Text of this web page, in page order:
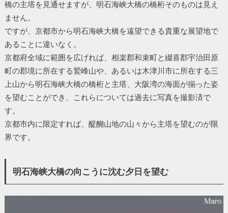
橋の主塔を見通せますが、明石海峡大橋の橋桁そのものは見え
ません。
ですが、京都市から明石海峡大橋を遠望できる貴重な展望地で
あることに違いなく。
京都府全域に範囲を広げれば、相楽郡和束町と綴喜郡宇治田原
町の郡境に所在する鷲峰山や、あるいは木津川市に所在する三
上山から明石海峡大橋の橋桁と主塔、大阪湾の海面が揃った姿
を望むことができ、これらについては過去に写真を撮影済で
す。
京都市内に限定すれば、醍醐山地の山々から主塔を望むのが限
界です。
明石海峡大橋の向こうに沈む夕日を望む